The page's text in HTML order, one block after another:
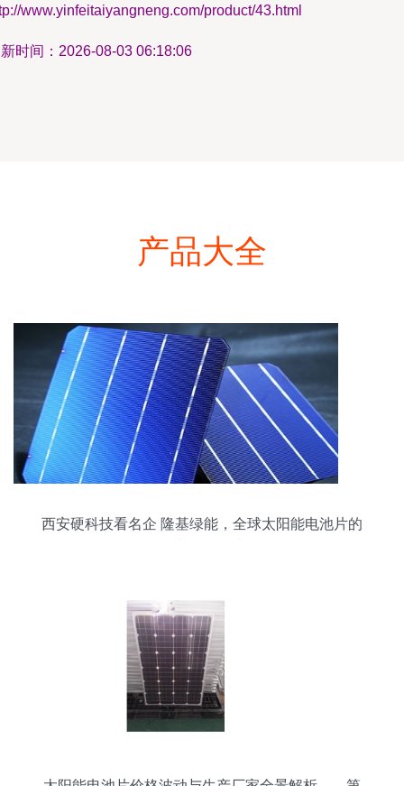
www.yinfeitaiyangneng.com/product/43.html
时间：2026-08-03 06:18:06
产品大全
西安硬科技看名企 隆基绿能，全球太阳能电池片的